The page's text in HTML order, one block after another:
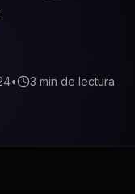
• 3 min de lectura